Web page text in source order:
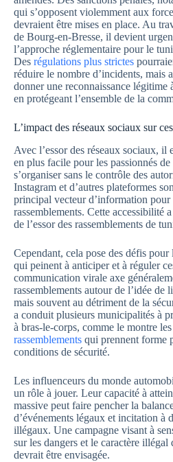
qui s’opposent violemment aux
devraient être mises en place. Au
de Bourg-en-Bresse, il devient
l’approche réglementaire pour le
Des régulations plus strictes
réduire le nombre d’incidents, mais
donner une reconnaissance légitime
en protégeant l’ensemble de la
L’impact des réseaux sociaux sur
Avec l’essor des réseaux sociaux, il
en plus facile pour les passionnés
s’organiser sans le contrôle des
Instagram et d’autres plateformes
principal vecteur d’information pour
rassemblements. Cette accessibilité
de l’essor des rassemblements de
Cependant, cela pose des défis pour
qui peinent à anticiper et à réguler
communication virale axe
rassemblements autour de l’idée de
mais souvent au détriment de la
a conduit plusieurs municipalités à
à bras-le-corps, comme le montre les
rassemblements qui prennent forme
conditions de sécurité.
Les influenceurs du monde
un rôle à jouer. Leur capacité à
massive peut faire pencher la
d’événements légaux et incitation à
illégaux. Une campagne visant à
sur les dangers et le caractère illégal
devrait être envisagée.